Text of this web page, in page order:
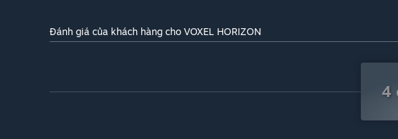
Đánh giá của khách hàng cho VOXEL HORIZON
4